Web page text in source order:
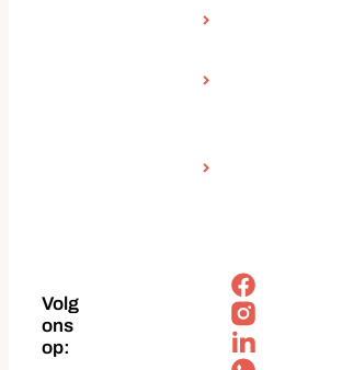
Volg
ons
op:
Facebook